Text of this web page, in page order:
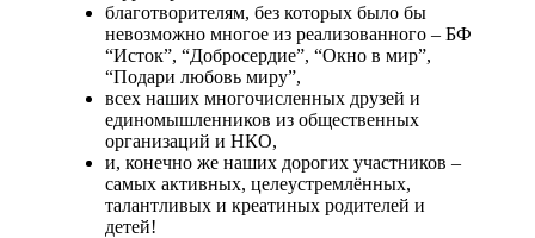
благотворителям, без которых было бы
невозможно многое из реализованного – БФ
“Исток”, “Добросердие”, “Окно в мир”,
“Подари любовь миру”,
всех наших многочисленных друзей и
единомышленников из общественных
организаций и НКО,
и, конечно же наших дорогих участников –
самых активных, целеустремлённых,
талантливых и креатиных родителей и
детей!